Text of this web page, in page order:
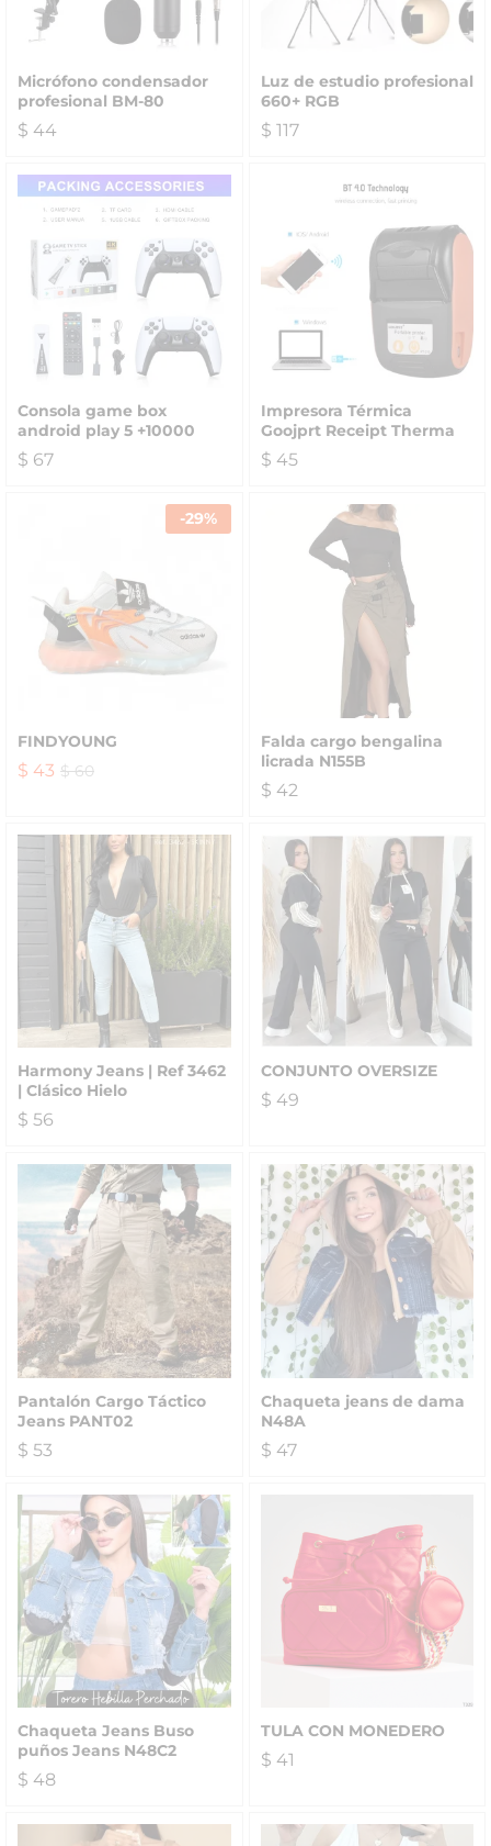
Micrófono condensador
profesional BM-80
$ 44
Luz de estudio profesional
660+ RGB
$ 117
Consola game box
android play 5 +10000
$ 67
Impresora Térmica
Goojprt Receipt Therma
$ 45
-29%
FINDYOUNG
$ 43 $60
Falda cargo bengalina
licrada N155B
$ 42
Harmony Jeans | Ref 3462
| Clásico Hielo
$ 56
CONJUNTO OVERSIZE
$ 49
Pantalón Cargo Táctico
Jeans PANT02
$ 53
Chaqueta jeans de dama
N48A
$ 47
Chaqueta Jeans Buso
puños Jeans N48C2
$ 48
TULA CON MONEDERO
$ 41